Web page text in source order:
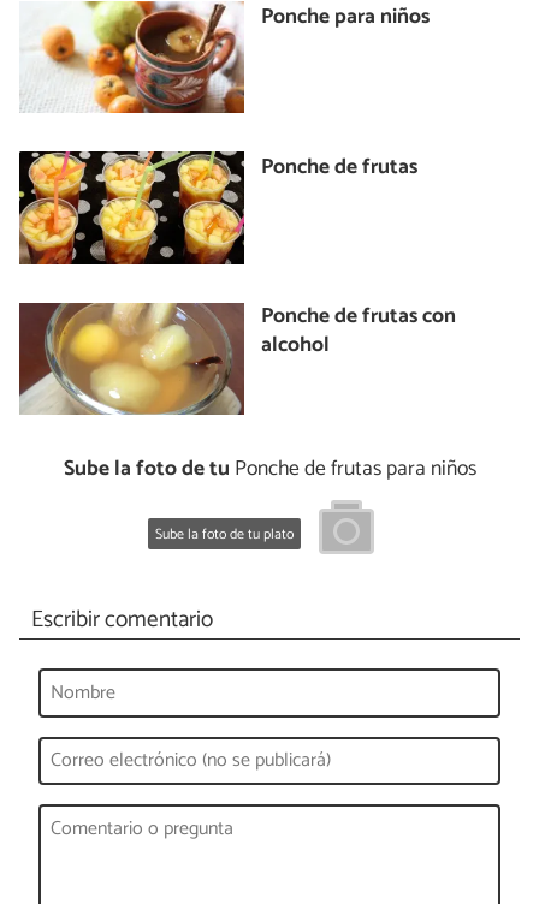
Ponche para niños
Ponche de frutas
Ponche de frutas con
alcohol
Sube la foto de tu Ponche de frutas para niños
Sube la foto de tu plato
Escribir comentario